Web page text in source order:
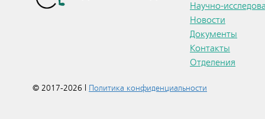
Научно-
Новости
Документы
Контакты
Отделения
© 2017-2026 | Политика конфиденциальности